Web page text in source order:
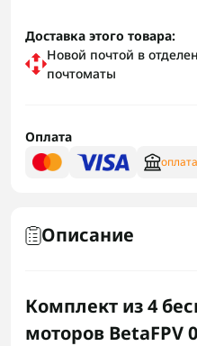
Доставка этого товара:
Новой почтой в
почтоматы
Оплата
Описание
Комплект из 4
моторов BetaFPV